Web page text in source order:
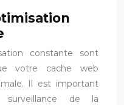
constante sont
votre cache web
Il est important
de la